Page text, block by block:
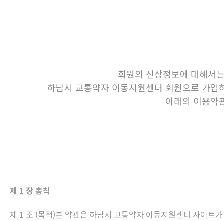
회원의 신상정보에 대해서
하남시 교통약자 이동지원센터 회원으로 가
아래의 이용약
제 1 장 총칙
제 1 조 (목적)본 약관은 하남시 교통약자 이동지원센터 사이트